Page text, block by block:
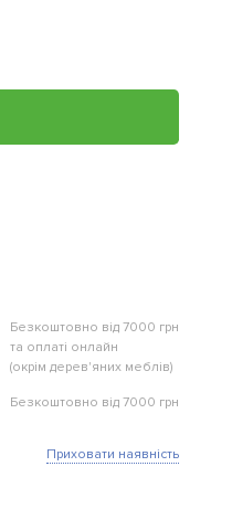
Безкоштовно від 7000 грн
та оплаті онлайн
(окрім дерев'яних меблів)
Безкоштовно від 7000 грн
Приховати наявність